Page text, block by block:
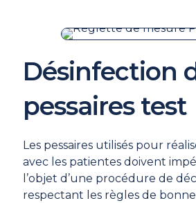
Désinfection
pessaires test
Les pessaires utilisés pour
avec les patientes doivent
l’objet d’une procédure de
respectant les règles de